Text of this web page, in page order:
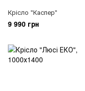
Крісло "Каспер"
9 990 грн